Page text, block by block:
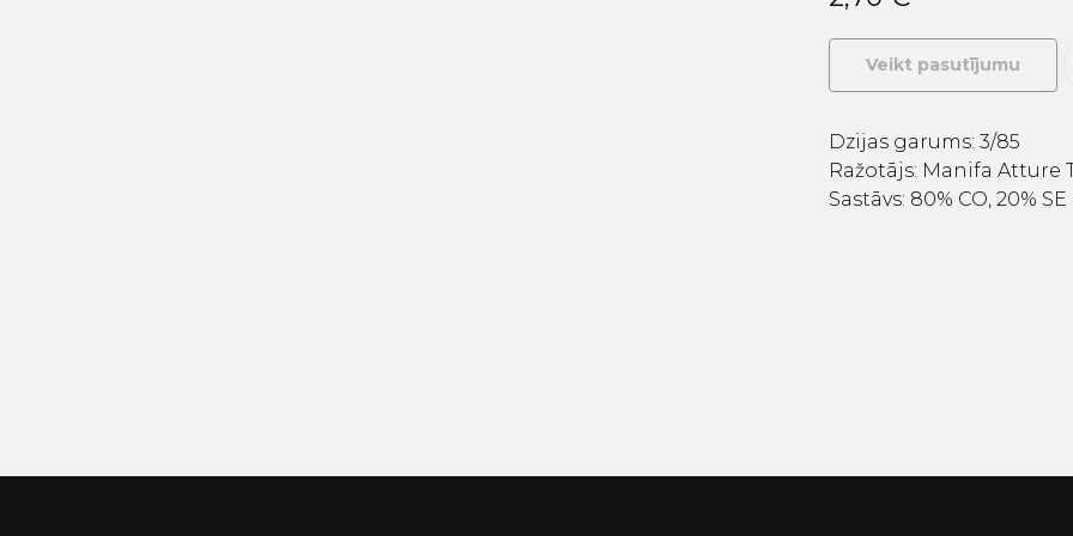
Veikt pasutījumu
Dzijas garums: 3/85
Ražotājs: Manifa Atture
Sastāvs: 80% CO, 20% SE